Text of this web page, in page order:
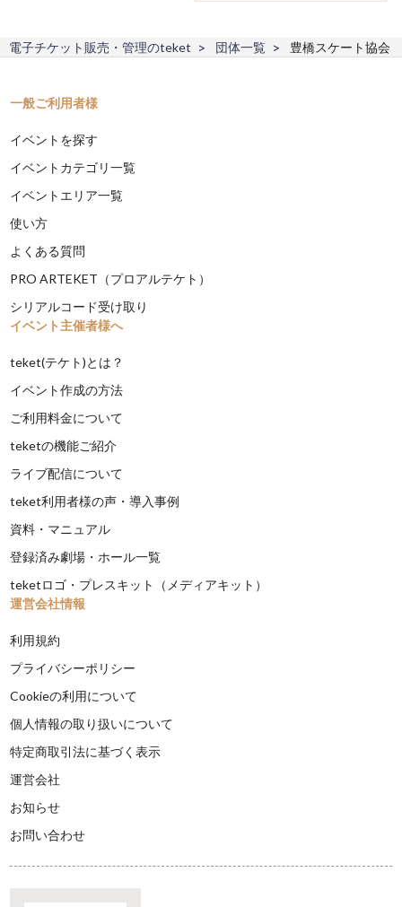
電子チケット販売・管理のteket 団体一覧 豊橋スケート協会
一般ご利用者様
イベントを探す
イベントカテゴリ一覧
イベントエリア一覧
使い方
よくある質問
PRO ARTEKET（プロアルテケト）
シリアルコード受け取り
イベント主催者様へ
teket(テケト)とは？
イベント作成の方法
ご利用料金について
teketの機能ご紹介
ライブ配信について
teket利用者様の声・導入事例
資料・マニュアル
登録済み劇場・ホール一覧
teketロゴ・プレスキット（メディアキット）
運営会社情報
利用規約
プライバシーポリシー
Cookieの利用について
個人情報の取り扱いについて
特定商取引法に基づく表示
運営会社
お知らせ
お問い合わせ